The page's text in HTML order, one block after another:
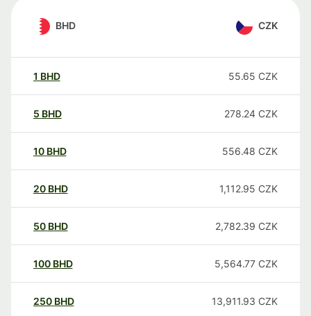
BHD CZK
1 BHD 55.65 CZK
5 BHD 278.24 CZK
10 BHD 556.48 CZK
20 BHD 1,112.95 CZK
50 BHD 2,782.39 CZK
100 BHD 5,564.77 CZK
250 BHD 13,911.93 CZK